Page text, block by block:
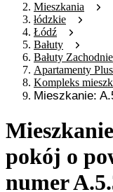
Mieszkania
łódzkie
Łódź
Bałuty
Bałuty Zachodnie
Apartamenty
Kompleks
Mieszkanie:
pokój o
numer